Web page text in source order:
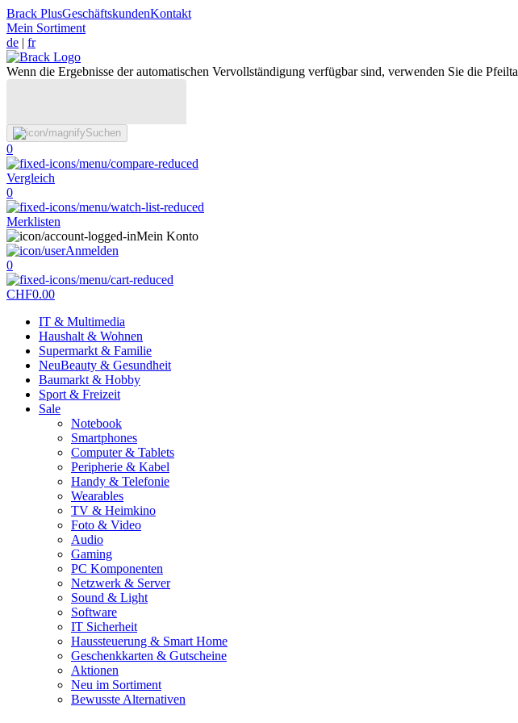
Brack PlusGeschäftskundenKontakt
Mein Sortiment
de | fr
Wenn die Ergebnisse der automatischen Vervollständigung verfügbar sind, verwenden Sie die
Suchen
0
Vergleich
0
Merklisten
Mein Konto
Anmelden
0
CHF0.00
IT & Multimedia
Haushalt & Wohnen
Supermarkt & Familie
NeuBeauty & Gesundheit
Baumarkt & Hobby
Sport & Freizeit
Sale
Notebook
Smartphones
Computer & Tablets
Peripherie & Kabel
Handy & Telefonie
Wearables
TV & Heimkino
Foto & Video
Audio
Gaming
PC Komponenten
Netzwerk & Server
Sound & Light
Software
IT Sicherheit
Haussteuerung & Smart Home
Geschenkkarten & Gutscheine
Aktionen
Neu im Sortiment
Bewusste Alternativen